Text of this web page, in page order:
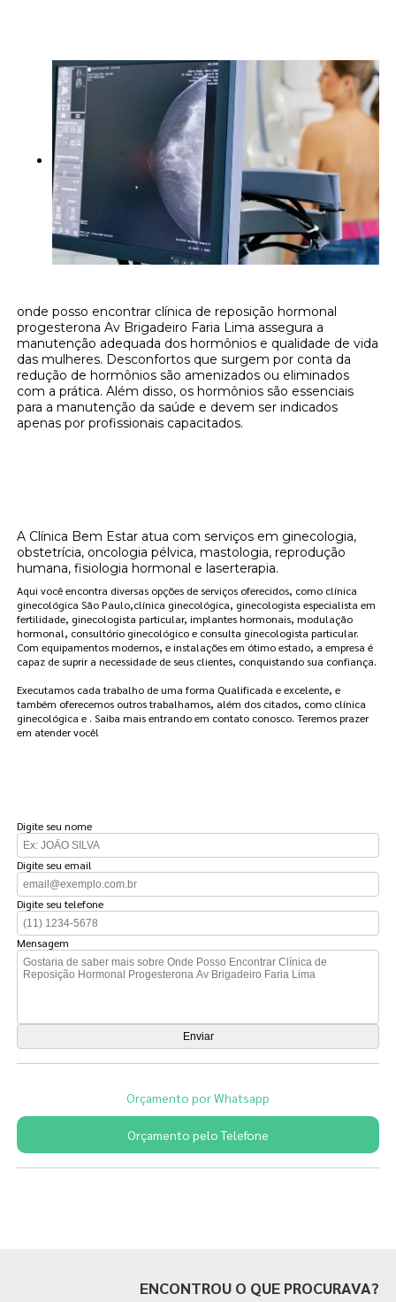
onde posso encontrar clínica de reposição hormonal
progesterona Av Brigadeiro Faria Lima assegura a
manutenção adequada dos hormônios e qualidade de vida
das mulheres. Desconfortos que surgem por conta da
redução de hormônios são amenizados ou eliminados
com a prática. Além disso, os hormônios são essenciais
para a manutenção da saúde e devem ser indicados
apenas por profissionais capacitados.
A Clínica Bem Estar atua com serviços em ginecologia,
obstetrícia, oncologia pélvica, mastologia, reprodução
humana, fisiologia hormonal e laserterapia.
Aqui você encontra diversas opções de serviços oferecidos, como clínica
ginecológica São Paulo,clínica ginecológica, ginecologista especialista em
fertilidade, ginecologista particular, implantes hormonais, modulação
hormonal, consultório ginecológico e consulta ginecologista particular.
Com equipamentos modernos, e instalações em ótimo estado, a empresa é
capaz de suprir a necessidade de seus clientes, conquistando sua confiança.
Executamos cada trabalho de uma forma Qualificada e excelente, e
também oferecemos outros trabalhamos, além dos citados, como clínica
ginecológica e . Saiba mais entrando em contato conosco. Teremos prazer
em atender você!
Digite seu nome
Digite seu email
Digite seu telefone
Mensagem
Orçamento por Whatsapp
Orçamento pelo Telefone
ENCONTROU O QUE PROCURAVA?